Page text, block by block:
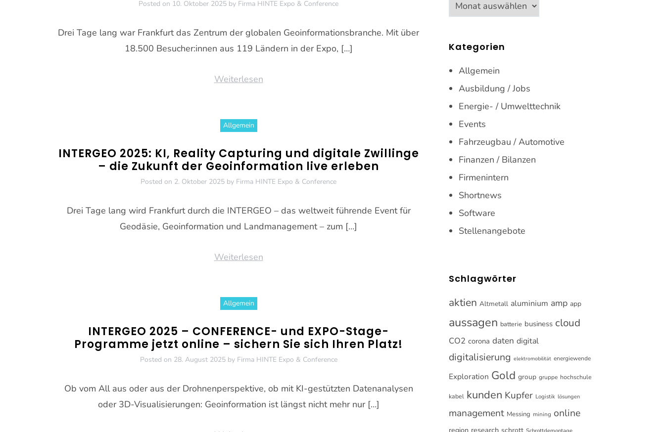
Posted on 10. Oktober 2025 by Firma HINTE Expo & Conference
Drei Tage lang war Frankfurt das Zentrum der globalen Geoinformationsbranche. Mit über
18.500 Besucher:innen aus 119 Ländern in der Expo, […]
Weiterlesen
Allgemein
INTERGEO 2025: KI, Reality Capturing und digitale Zwillinge
– die Zukunft der Geoinformation live erleben
Posted on 2. Oktober 2025 by Firma HINTE Expo & Conference
Drei Tage lang wird Frankfurt durch die INTERGEO – das weltweit führende Event für
Geodäsie, Geoinformation und Landmanagement – zum […]
Weiterlesen
Allgemein
INTERGEO 2025 – CONFERENCE- und EXPO-Stage-
Programme jetzt online – sichern Sie sich Ihren Platz!
Posted on 28. August 2025by Firma HINTE Expo & Conference
Ob vom All aus oder aus der Drohnenperspektive, ob mit KI-gestützten Datenanalysen
oder 3D-Visualisierungen: Geoinformation ist längst nicht mehr nur […]
Kategorien
Allgemein
Ausbildung / Jobs
Energie- / Umwelttechnik
Events
Fahrzeugbau / Automotive
Finanzen / Bilanzen
Firmenintern
Shortnews
Software
Stellenangebote
Schlagwörter
aktien Altmetall aluminium amp app
aussagen batterie business cloud
CO2 corona daten digital
digitalisierung elektromobilität energiewende
Exploration Gold group gruppe hochschule
kabel kunden Kupfer Logistik lösungen
management Messing mining online
region research schrott Schrottdemontage